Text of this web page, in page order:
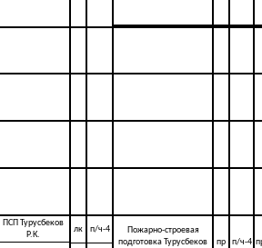
ПСП Турусбеков
Р.К.
лк п/ч-4
Пожарно-строевая
подготовка Турусбеков
пр п/ч-4